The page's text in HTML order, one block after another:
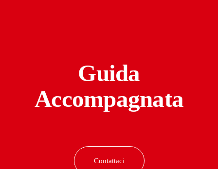
Guida
Accompagnata
Contattaci